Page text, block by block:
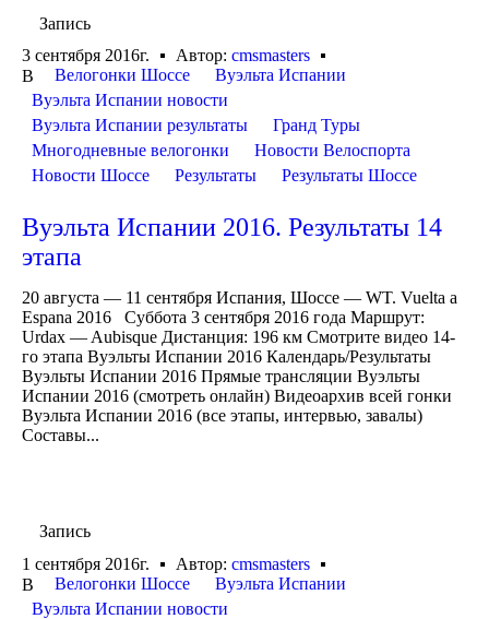
Запись
3 сентября 2016г.
Автор: cmsmasters
В
Велогонки Шоссе
Вуэльта Испании
Вуэльта Испании новости
Вуэльта Испании результаты
Гранд Туры
Многодневные велогонки
Новости Велоспорта
Новости Шоссе
Результаты Результаты Шоссе
Вуэльта Испании 2016. Результаты 14
этапа
20 августа — 11 сентября Испания, Шоссе — WT. Vuelta a
Espana 2016 Суббота 3 сентября 2016 года Маршрут:
Urdax — Aubisque Дистанция: 196 км Смотрите видео 14-
го этапа Вуэльты Испании 2016 Календарь/Результаты
Вуэльты Испании 2016 Прямые трансляции Вуэльты
Испании 2016 (смотреть онлайн) Видеоархив всей гонки
Вуэльта Испании 2016 (все этапы, интервью, завалы)
Составы...
Запись
1 сентября 2016г.
Автор: cmsmasters
В
Велогонки Шоссе
Вуэльта Испании
Вуэльта Испании новости